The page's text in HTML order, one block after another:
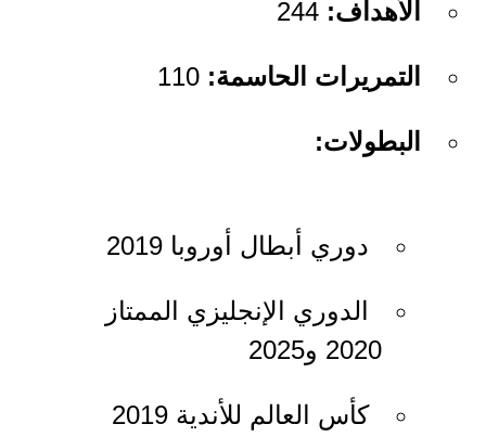
الأهداف:
التمريرات الحاسمة:
البطولات:
دوري أبطال أوروبا 2019
الدوري الإنجليزي الممتاز
2020 و2025
كأس العالم للأندية 2019